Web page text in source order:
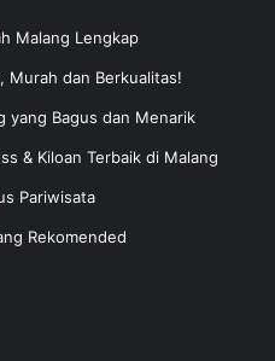
Malang Lengkap
Murah dan Berkualitas!
yang Bagus dan Menarik
& Kiloan Terbaik di Malang
Pariwisata
Rekomended